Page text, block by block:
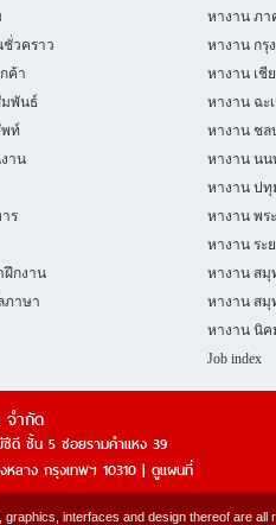
วคราว
ค้า
มพันธ์
ท์
าน
ร
ฝึกงาน
ภาษา
หางาน ภา
หางาน กรุ
หางาน เชี
หางาน ฉะ
หางาน ชล
หางาน นน
หางาน ปทุ
หางาน พร
หางาน ระ
หางาน สมุ
หางาน สมุ
หางาน นิค
Job index
จำกัด
ซีดี ชั้น 5 ซอยรามคำแหง 39
ลาง กรุงเทพฯ 10310 | ดูแผนที่
interfaces and design thereof are all